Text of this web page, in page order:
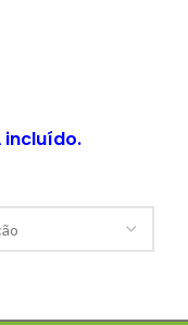
incluído.